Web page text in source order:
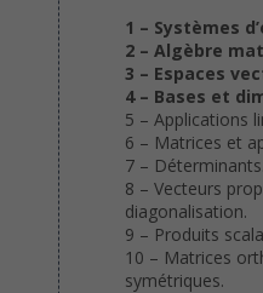
1 – Systèmes
2 – Algèbre
3 – Espaces
4 – Bases et
5 – Applications
6 – Matrices et
7 – Déterminants.
8 – Vecteurs
diagonalisation.
9 – Produits
10 – Matrices
symétriques.